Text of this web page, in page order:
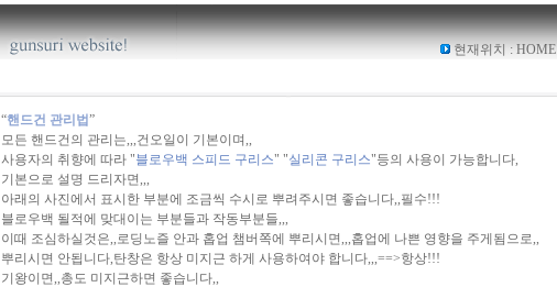
현재위치 : HOME
“핸드건 관리법 ”
모든 핸드건의 관리는,,,건오일이 기본이며,,
사용자의 취향에 따라 "블로우백 스피드 구리스" "실리콘 구리스"등의 사용이 가능합니다,
기본으로 설명 드리자면,,,
아래의 사진에서 표시한 부분에 조금씩 수시로 뿌려주시면 좋습니다,,필수!!!
블로우백 될적에 맞대이는 부분들과 작동부분들,,,
이때 조심하실것은,,로딩노즐 안과 홉업 챔버쪽에 뿌리시면,,,홉업에 나쁜 영향을 주게됨으로,,
뿌리시면 안됩니다,탄창은 항상 미지근 하게 사용하여야 합니다,,,==>항상!!!
기왕이면,,총도 미지근하면 좋습니다,,